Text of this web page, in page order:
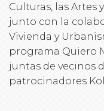
Culturas, las Artes
junto con la
Vivienda y
programa Quiero
juntas de vecinos
patrocinadores